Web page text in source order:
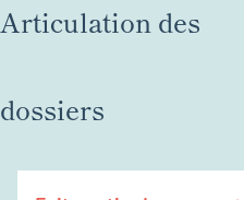
Articulation des
dossiers